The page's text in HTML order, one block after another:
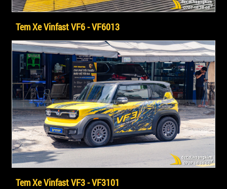
Tem Xe Vinfast VF6 - VF6013
Tem Xe Vinfast VF3 - VF3101